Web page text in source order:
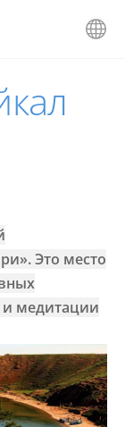
. Это место
медитации